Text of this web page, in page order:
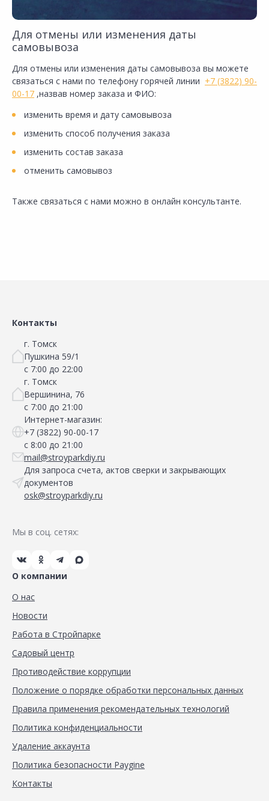
Для отмены или изменения даты
самовывоза
Для отмены или изменения даты самовывоза вы можете
связаться с нами по телефону горячей линии +7 (3822) 90-
00-17 ,назвав номер заказа и ФИО:
изменить время и дату самовывоза
изменить способ получения заказа
изменить состав заказа
отменить самовывоз
Также связаться с нами можно в онлайн консультанте.
Контакты
г. Томск
Пушкина 59/1
с 7:00 до 22:00
г. Томск
Вершинина, 76
с 7:00 до 21:00
Интернет-магазин:
+7 (3822) 90-00-17
с 8:00 до 21:00
mail@stroyparkdiy.ru
Для запроса счета, актов сверки и закрывающих
документов
osk@stroyparkdiy.ru
Мы в соц. сетях:
О компании
О нас
Новости
Работа в Стройпарке
Садовый центр
Противодействие коррупции
Положение о порядке обработки персональных данных
Правила применения рекомендательных технологий
Политика конфиденциальности
Удаление аккаунта
Политика безопасности Paygine
Контакты